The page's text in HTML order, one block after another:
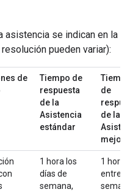
se indican en la
pueden variar):
de
Tiempo de
respuesta
de la
Asistencia
estándar
de
de la
1 hora los
días de
semana,
1 hora
entre